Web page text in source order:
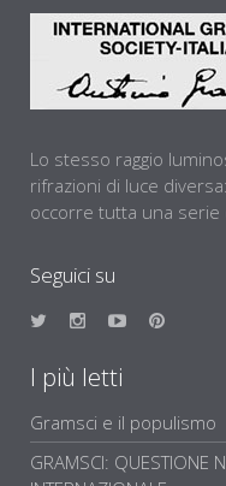
Lo stesso raggio
rifrazioni di luce
occorre tutta una serie
Seguici su
I più letti
Gramsci e il populismo
GRAMSCI: QUESTIONE